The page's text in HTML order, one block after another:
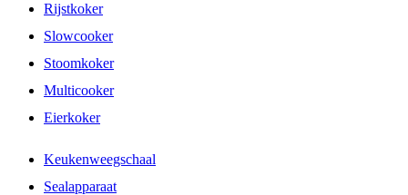
Rijstkoker
Slowcooker
Stoomkoker
Multicooker
Eierkoker
Keukenweegschaal
Sealapparaat